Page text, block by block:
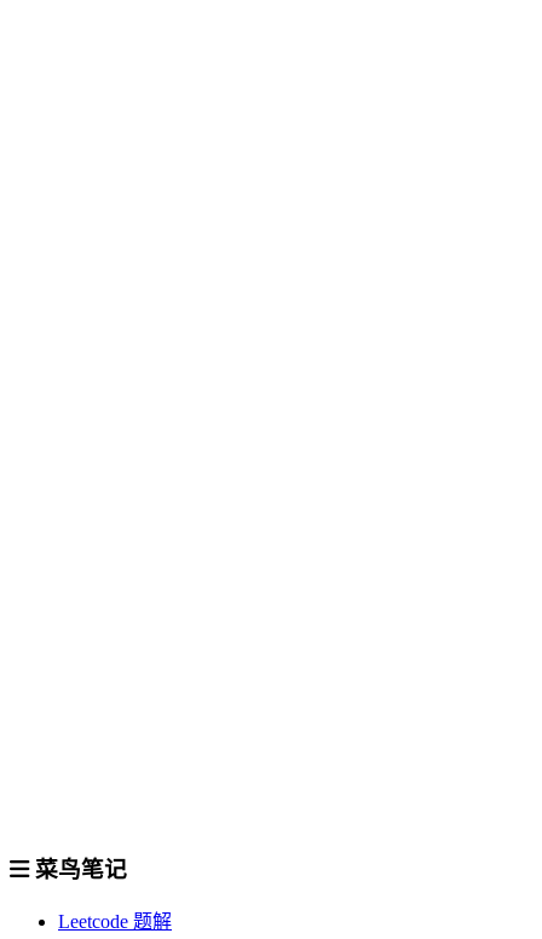
菜鸟笔记
Leetcode 题解